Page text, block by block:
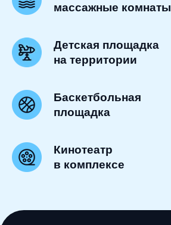
массажные комнаты
Детская площадка
на территории
Баскетбольная
площадка
Кинотеатр
в комплексе